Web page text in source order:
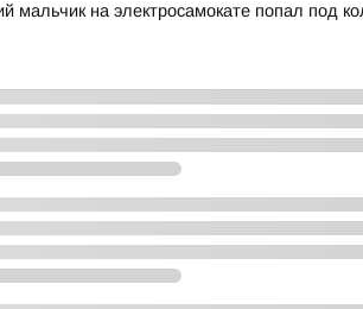
мальчик на электросамокате попал под